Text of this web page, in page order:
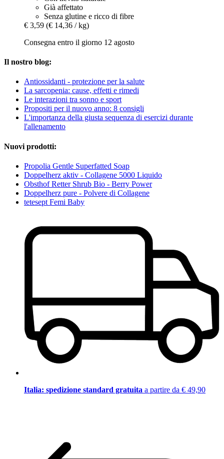
Già affettato
Senza glutine e ricco di fibre
€ 3,59 (€ 14,36 / kg)
Consegna entro il giorno 12 agosto
Il nostro blog:
Antiossidanti - protezione per la salute
La sarcopenia: cause, effetti e rimedi
Le interazioni tra sonno e sport
Propositi per il nuovo anno: 8 consigli
L'importanza della giusta sequenza di esercizi durante
l'allenamento
Nuovi prodotti:
Propolia Gentle Superfatted Soap
Doppelherz aktiv - Collagene 5000 Liquido
Obsthof Retter Shrub Bio - Berry Power
Doppelherz pure - Polvere di Collagene
tetesept Femi Baby
Italia: spedizione standard gratuita a partire da € 49,90